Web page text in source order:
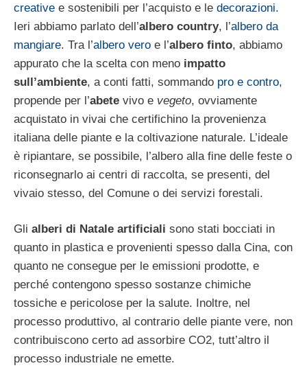
creative e sostenibili per l’acquisto e le decorazioni.
Ieri abbiamo parlato dell’albero country, l’albero da
mangiare. Tra l’albero vero e l’albero finto, abbiamo
appurato che la scelta con meno impatto
sull’ambiente, a conti fatti, sommando pro e contro,
propende per l’abete vivo e vegeto, ovviamente
acquistato in vivai che certifichino la provenienza
italiana delle piante e la coltivazione naturale. L’ideale
è ripiantare, se possibile, l’albero alla fine delle feste o
riconsegnarlo ai centri di raccolta, se presenti, del
vivaio stesso, del Comune o dei servizi forestali.
Gli alberi di Natale artificiali sono stati bocciati in
quanto in plastica e provenienti spesso dalla Cina, con
quanto ne consegue per le emissioni prodotte, e
perché contengono spesso sostanze chimiche
tossiche e pericolose per la salute. Inoltre, nel
processo produttivo, al contrario delle piante vere, non
contribuiscono certo ad assorbire CO2, tutt’altro il
processo industriale ne emette.